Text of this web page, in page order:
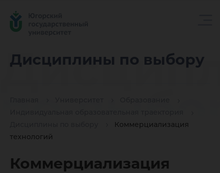
Дисциплины по выбору
Коммерциализация
технологий
по
Коммерциализация